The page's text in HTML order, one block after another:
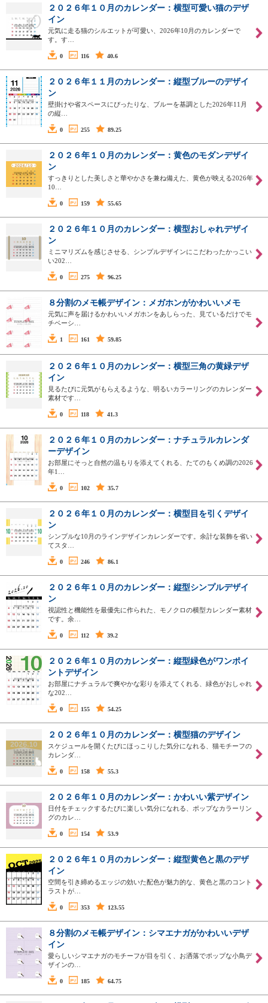
２０２６年１０月のカレンダー：横型可愛い猫のデザ
イン
元気に走る猫のシルエットが可愛い、2026年10月のカレンダーで
す。す…
0 116 40.6
２０２６年１１月のカレンダー：縦型ブルーのデザイ
ン
壁掛けや省スペースにぴったりな、ブルーを基調とした2026年11月
の縦…
0 255 89.25
２０２６年１０月のカレンダー：黄色のモダンデザイ
ン
すっきりとした美しさと華やかさを兼ね備えた、黄色が映える2026年
10…
0 159 55.65
２０２６年１０月のカレンダー：横型おしゃれデザイ
ン
ミニマリズムを感じさせる、シンプルデザインにこだわったかっこい
い202…
0 275 96.25
８分割のメモ帳デザイン：メガホンがかわいいメモ
元気に声を届けるかわいいメガホンをあしらった、見ているだけでモ
チベーシ…
1 161 59.85
２０２６年１０月のカレンダー：横型三角の黄緑デザ
イン
見るたびに元気がもらえるような、明るいカラーリングのカレンダー
素材です…
0 118 41.3
２０２６年１０月のカレンダー：ナチュラルカレンダ
ーデザイン
お部屋にそっと自然の温もりを添えてくれる、たてのもくめ調の2026
年1…
0 102 35.7
２０２６年１０月のカレンダー：横型目を引くデザイ
ン
シンプルな10月のラインデザインカレンダーです。余計な装飾を省い
てスタ…
0 246 86.1
２０２６年１０月のカレンダー：縦型シンプルデザイ
ン
視認性と機能性を最優先に作られた、モノクロの横型カレンダー素材
です。余…
0 112 39.2
２０２６年１０月のカレンダー：縦型緑色がワンポイ
ントデザイン
お部屋にナチュラルで爽やかな彩りを添えてくれる、緑色がおしゃれ
な202…
0 155 54.25
２０２６年１０月のカレンダー：横型猫のデザイン
スケジュールを開くたびにほっこりした気分になれる、猫モチーフの
カレンダ…
0 158 55.3
２０２６年１０月のカレンダー：かわいい紫デザイン
日付をチェックするたびに楽しい気分になれる、ポップなカラーリン
グのカレ…
0 154 53.9
２０２６年１０月のカレンダー：縦型黄色と黒のデザ
イン
空間を引き締めるエッジの効いた配色が魅力的な、黄色と黒のコント
ラストが…
0 353 123.55
８分割のメモ帳デザイン：シマエナガがかわいいデザ
イン
愛らしいシマエナガのモチーフが目を引く、お洒落でポップな小鳥デ
ザインの…
0 185 64.75